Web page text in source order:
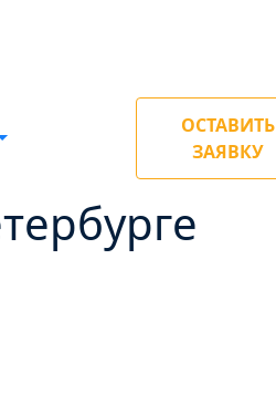
ОСТАВИТЬ
ЗАЯВКУ